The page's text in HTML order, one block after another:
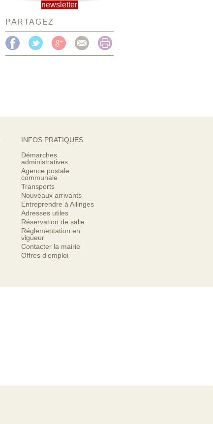
newsletter
PARTAGEZ
INFOS PRATIQUES
Démarches
administratives
Agence postale
communale
Transports
Nouveaux arrivants
Entreprendre à Allinges
Adresses utiles
Réservation de salle
Réglementation en
vigueur
Contacter la mairie
Offres d’emploi